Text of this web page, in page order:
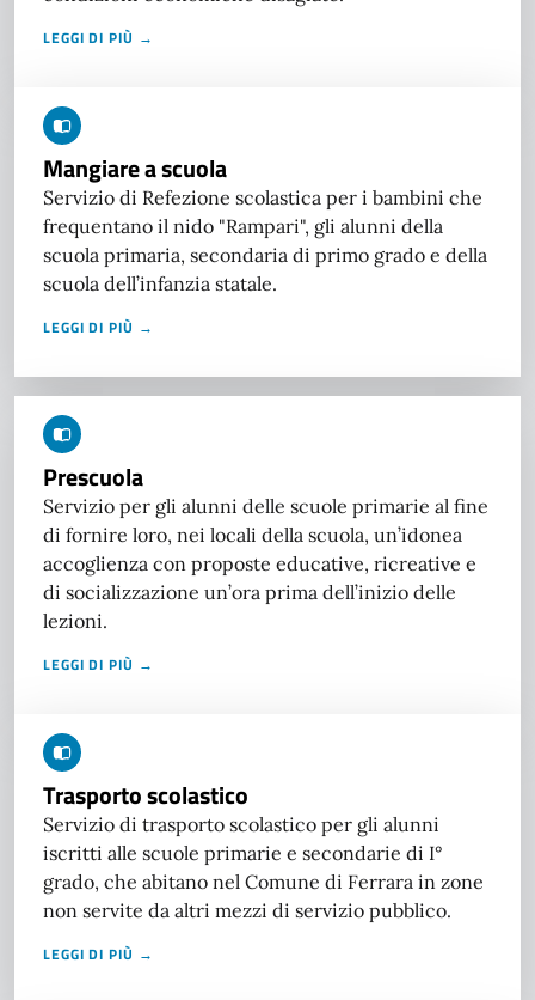
LEGGI DI PIÙ →
Mangiare a scuola
Servizio di Refezione scolastica per i bambini che
frequentano il nido "Rampari", gli alunni della
scuola primaria, secondaria di primo grado e della
scuola dell’infanzia statale.
LEGGI DI PIÙ →
Prescuola
Servizio per gli alunni delle scuole primarie al fine
di fornire loro, nei locali della scuola, un’idonea
accoglienza con proposte educative, ricreative e
di socializzazione un’ora prima dell’inizio delle
lezioni.
LEGGI DI PIÙ →
Trasporto scolastico
Servizio di trasporto scolastico per gli alunni
iscritti alle scuole primarie e secondarie di I°
grado, che abitano nel Comune di Ferrara in zone
non servite da altri mezzi di servizio pubblico.
LEGGI DI PIÙ →